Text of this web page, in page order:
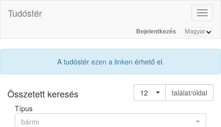
Tudóstér
Bejelentkezés
A tudóstér ezen a linken érhető el.
Összetett keresés 12
találat/oldal
Típus
bármi